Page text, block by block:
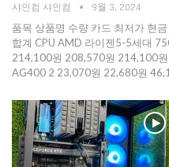
샤인컴 샤인컴 9월 3, 2024
품목 상품명 수량 카드 최저가 현
합계 CPU AMD 라이젠5-5세대
214,100원 208,570원 214,100원
AG400 2 23,070원 22,680원